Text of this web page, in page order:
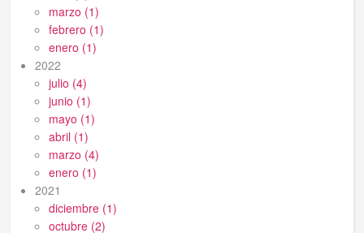
marzo (1)
febrero (1)
enero (1)
2022
julio (4)
junio (1)
mayo (1)
abril (1)
marzo (4)
enero (1)
2021
diciembre (1)
octubre (2)